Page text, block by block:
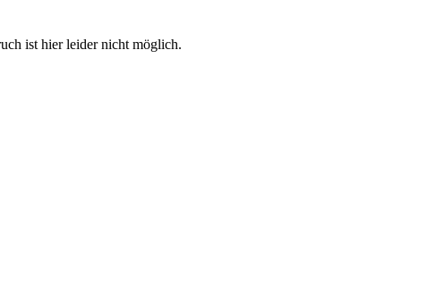
ist hier leider nicht möglich.